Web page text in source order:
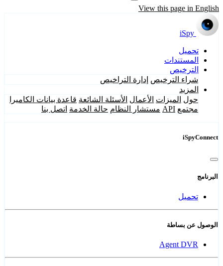
View this page in English
iSpy
تحميل
المستندات
الترخيص
شراء الترخيص إدارة التراخيص
المزيد
حول الميزات الأعمال الأسئلة الشائعة قاعدة بيانات الكاميرا
مجتمع API مستشار النظام حالة الخدمة اتصل بنا
iSpyConnect
البرنامج
تحميل
الوصول عن بساطة
Agent DVR